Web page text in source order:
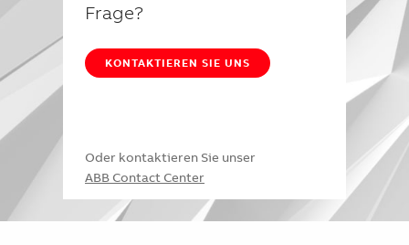
Frage?
KONTAKTIEREN SIE UNS
Oder kontaktieren Sie unser
ABB Contact Center